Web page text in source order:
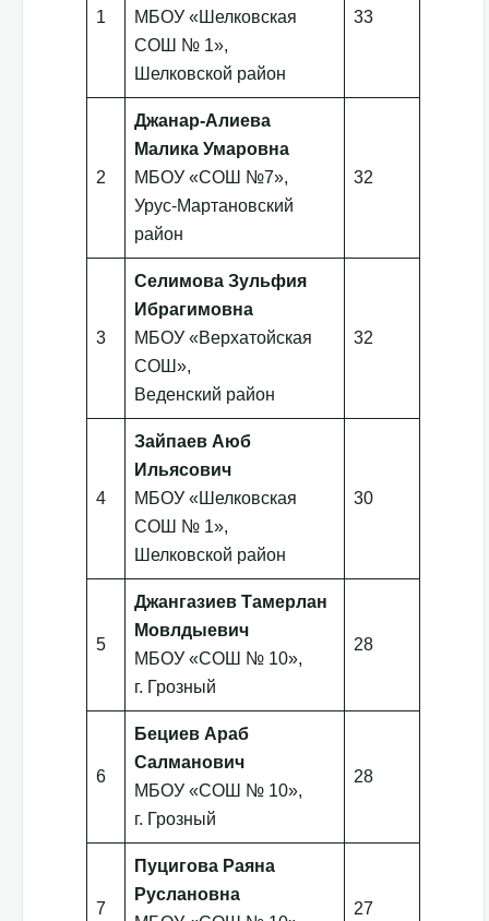
1
МБОУ «Шелковская
СОШ № 1»,
Шелковской район
33
2
Джанар-Алиева
Малика Умаровна
МБОУ «СОШ №7»,
Урус-Мартановский
район
32
3
Селимова Зульфия
Ибрагимовна
МБОУ «Верхатойская
СОШ»,
Веденский район
32
4
Зайпаев Аюб
Ильясович
МБОУ «Шелковская
СОШ № 1»,
Шелковской район
30
5
Джангазиев Тамерлан
Мовлдыевич
МБОУ «СОШ № 10»,
г. Грозный
28
6
Бециев Араб
Салманович
МБОУ «СОШ № 10»,
г. Грозный
28
7
Пуцигова Раяна
Руслановна
27